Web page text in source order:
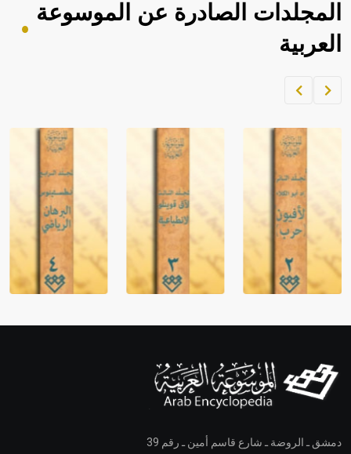
المجلدات الصادرة عن الموسوعة
العربية
دمشق ـ الروضة ـ شارع قاسم أمين ـ رقم 39